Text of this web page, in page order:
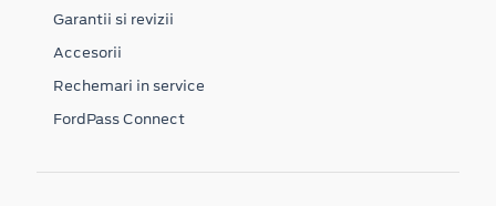
Garantii si revizii
Accesorii
Rechemari in service
FordPass Connect